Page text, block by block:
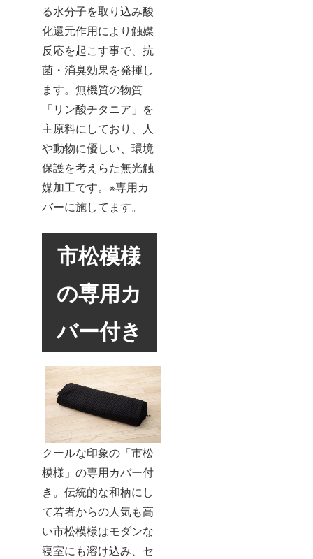
る水分子を取り込み酸
化還元作用により触媒
反応を起こす事で、抗
菌・消臭効果を発揮し
ます。無機質の物質
「リン酸チタニア」を
主原料にしており、人
や動物に優しい、環境
保護を考えらた無光触
媒加工です。※専用カ
バーに施してます。
市松模様
の専用カ
バー付き
クールな印象の「市松
模様」の専用カバー付
き。伝統的な和柄にし
て若者からの人気も高
い市松模様はモダンな
寝室にも溶け込み、セ